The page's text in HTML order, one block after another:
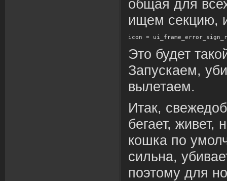
общая для
ищем секцию,
icon =
Это будет
Запускаем,
вылетаем.
Итак,
бегает, живет,
кошка по
сильна,
поэтому для